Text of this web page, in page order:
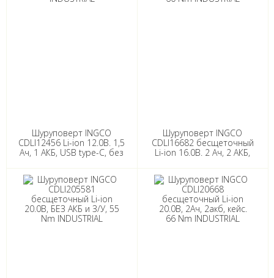
Шуруповерт INGCO
CDLI12456 Li-ion 12.0В. 1,5
Ач, 1 АКБ, USB type-C, без
Шуруповерт INGCO
CDLI16682 бесщеточный
Li-ion 16.0В. 2 Ач, 2 АКБ,